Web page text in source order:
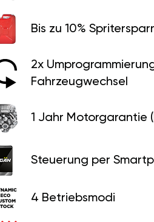
Bis zu 10%
2x
Fahrzeugwechsel
1 Jahr Motorgarantie
Steuerung per
4 Betriebsmodi